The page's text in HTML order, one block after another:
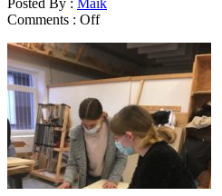
Comments : Off